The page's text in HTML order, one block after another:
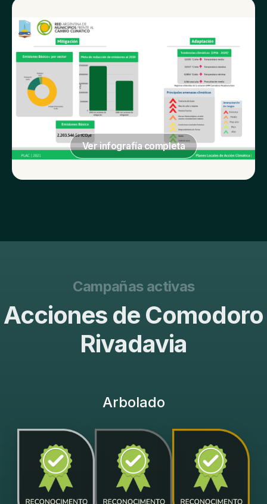
Ver infografía completa
Campañas activas
Acciones de Comodoro
Rivadavia
Arbolado